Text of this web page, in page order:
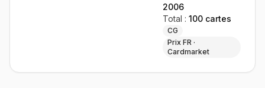
2006
Total : 100 cartes
CG
Prix FR ·
Cardmarket